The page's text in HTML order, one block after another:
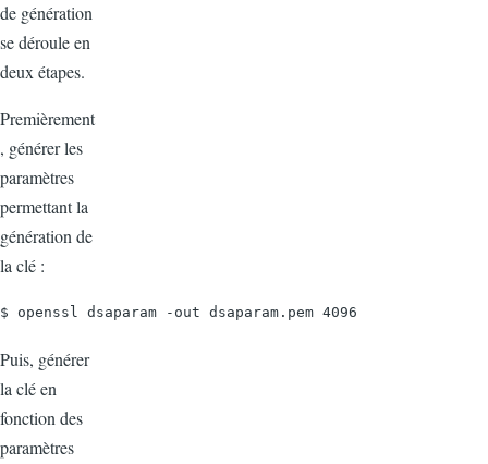
de génération
se déroule en
deux étapes.
Premièrement
, générer les
paramètres
permettant la
génération de
la clé :
$ openssl dsaparam -out dsaparam.pem 4096
Puis, générer
la clé en
fonction des
paramètres